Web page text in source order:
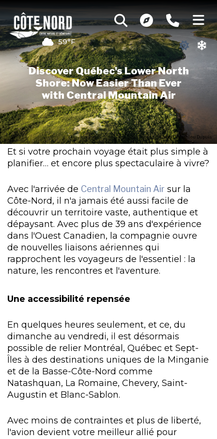
59°F
Discover Québec's Lower North
Shore: Now Easier Than Ever
with Central Mountain Air
Credit : Mathieu Dupuis
Et si votre prochain voyage était plus simple à
planifier… et encore plus spectaculaire à vivre?
Avec l'arrivée de Central Mountain Air sur la
Côte-Nord, il n'a jamais été aussi facile de
découvrir un territoire vaste, authentique et
dépaysant. Avec plus de 39 ans d'expérience
dans l'Ouest Canadien, la compagnie ouvre
de nouvelles liaisons aériennes qui
rapprochent les voyageurs de l'essentiel : la
nature, les rencontres et l'aventure.
Une accessibilité repensée
En quelques heures seulement, et ce, du
dimanche au vendredi, il est désormais
possible de relier Montréal, Québec et Sept-
Îles à des destinations uniques de la Minganie
et de la Basse-Côte-Nord comme
Natashquan, La Romaine, Chevery, Saint-
Augustin et Blanc-Sablon.
Avec moins de contraintes et plus de liberté,
l'avion devient votre meilleur allié pour